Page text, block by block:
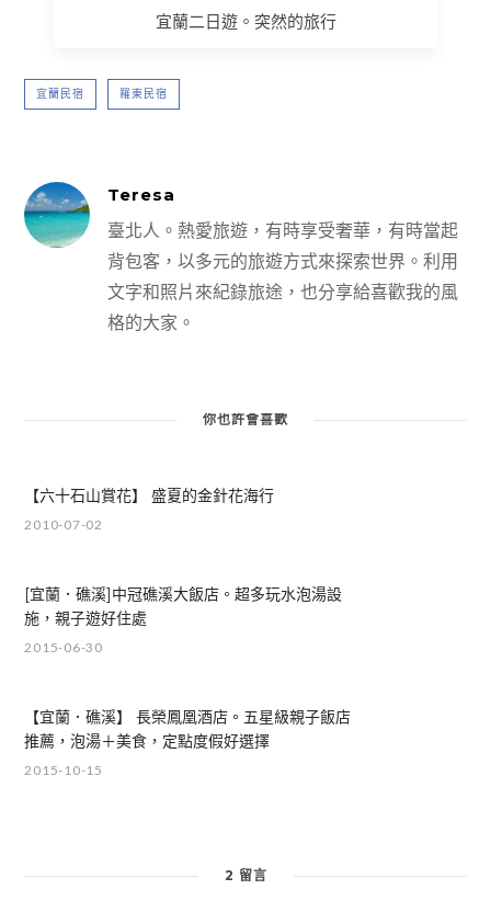
宜蘭二日遊。突然的旅行
宜蘭民宿 羅東民宿
Teresa
臺北人。熱愛旅遊，有時享受奢華，有時當起
背包客，以多元的旅遊方式來探索世界。利用
文字和照片來紀錄旅途，也分享給喜歡我的風
格的大家。
你也許會喜歡
【六十石山賞花】 盛夏的金針花海行
2010-07-02
[宜蘭．礁溪]中冠礁溪大飯店。超多玩水泡湯設
施，親子遊好住處
2015-06-30
【宜蘭．礁溪】 長榮鳳凰酒店。五星級親子飯店
推薦，泡湯＋美食，定點度假好選擇
2015-10-15
2 留言